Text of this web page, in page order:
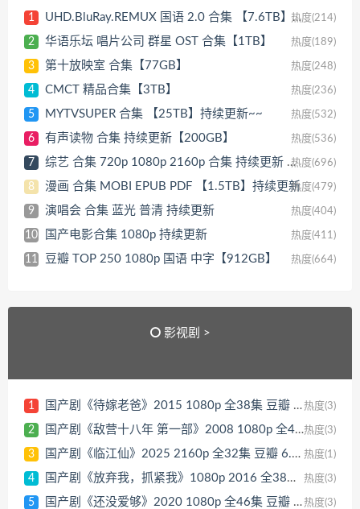
1 UHD.BluRay.REMUX 国语 2.0 合集 【7.6TB】持续更新~~热度(214)
2 华语乐坛 唱片公司 群星 OST 合集【1TB】 热度(189)
3 第十放映室 合集【77GB】 热度(248)
4 CMCT 精品合集【3TB】 热度(236)
5 MYTVSUPER 合集 【25TB】持续更新~~ 热度(532)
6 有声读物 合集 持续更新【200GB】 热度(536)
7 综艺 合集 720p 1080p 2160p 合集 持续更新 【5TB】 热度(696)
8 漫画 合集 MOBI EPUB PDF 【1.5TB】持续更新热度(479)
9 演唱会 合集 蓝光 普清 持续更新 热度(404)
10 国产电影合集 1080p 持续更新 热度(411)
11 豆瓣 TOP 250 1080p 国语 中字【912GB】 热度(664)
影视剧 >
1 国产剧《待嫁老爸》2015 1080p 全38集 豆瓣 6.3分【78GB】 热度(3)
2 国产剧《敌营十八年 第一部》2008 1080p 全40集 豆瓣 7.6分【79GB】 热度(3)
3 国产剧《临江仙》2025 2160p 全32集 豆瓣 6.0分【147GB】 热度(1)
4 国产剧《放弃我，抓紧我》1080p 2016 全38集 豆瓣 4.6分【81GB】 热度(3)
5 国产剧《还没爱够》2020 1080p 全46集 豆瓣 4.4分【105GB】 热度(3)